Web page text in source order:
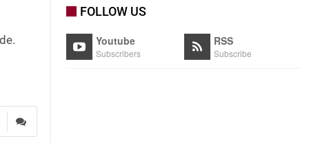
FOLLOW US
Youtube
Subscribers
RSS
Subscribe